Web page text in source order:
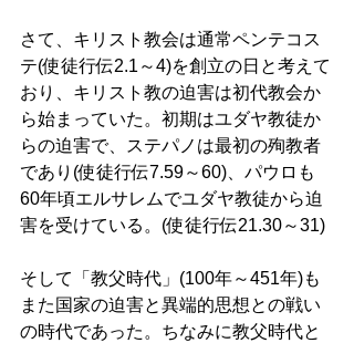
さて、キリスト教会は通常ペンテコス
テ(使徒行伝2.1～4)を創立の日と考えて
おり、キリスト教の迫害は初代教会か
ら始まっていた。初期はユダヤ教徒か
らの迫害で、ステパノは最初の殉教者
であり(使徒行伝7.59～60)、パウロも
60年頃エルサレムでユダヤ教徒から迫
害を受けている。(使徒行伝21.30～31)
そして「教父時代」(100年～451年)も
また国家の迫害と異端的思想との戦い
の時代であった。ちなみに教父時代と